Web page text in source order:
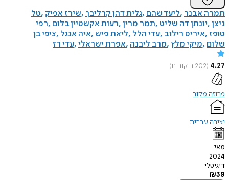
תמרה אבנר ליעד שהם גלית דהן קרליבך שירז אפיק טל
ניצן יונתן דה שליט תמר מרין רעות אקשטיין בלום רפי
טופז איריס רילוב עדי הלל ליאת פיש איה אנגל ציפי בן
שלום מיקי מלץ מרב ליבנה אפרת ישראלי עדי רז
4.27
(
202ביקורות)
פרוזה מקור
יצירה עברית
מאי
2024
דיגיטלי
₪39